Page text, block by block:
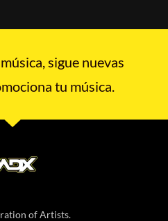
sigue nuevas
tu música.
of Artists.